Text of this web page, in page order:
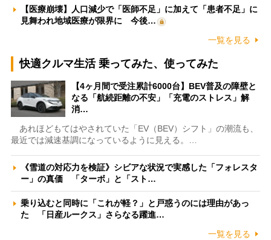
【医療崩壊】人口減少で「医師不足」に加えて「患者不足」に
見舞われ地域医療が限界に 今後…
一覧を見る
快適クルマ生活 乗ってみた、使ってみた
【4ヶ月間で受注累計6000台】BEV普及の障壁と
なる「航続距離の不安」「充電のストレス」解
消…
あれほどもてはやされていた「EV（BEV）シフト」の潮流も、
最近では減速基調になっているように見える。…
《雪道の対応力を検証》シビアな状況で実感した「フォレスタ
ー」の真価 「ターボ」と「スト…
乗り込むと同時に「これが軽？」と戸惑うのには理由があっ
た 「日産ルークス」さらなる躍進…
一覧を見る